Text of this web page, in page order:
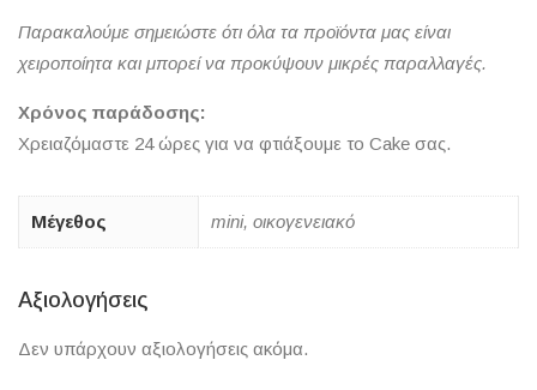
Παρακαλούμε σημειώστε ότι όλα τα προϊόντα μας είναι
χειροποίητα και μπορεί να προκύψουν μικρές παραλλαγές.
Χρόνος παράδοσης:
Χρειαζόμαστε 24 ώρες για να φτιάξουμε το Cake σας.
Μέγεθος mini, οικογενειακό
Αξιολογήσεις
Δεν υπάρχουν αξιολογήσεις ακόμα.